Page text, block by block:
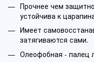
Прочнее чем
устойчива к
Имеет
затягиваются сами.
Олеофобная - палец